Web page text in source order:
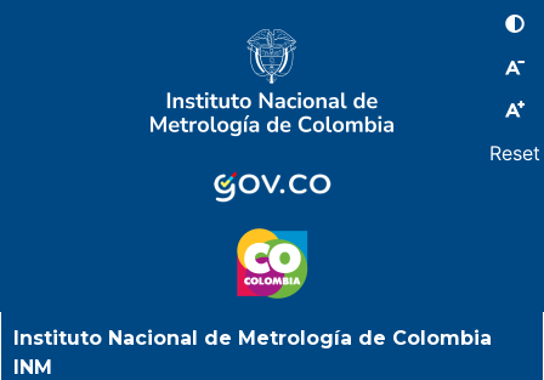
Reset
Instituto Nacional de Metrología de Colombia
INM